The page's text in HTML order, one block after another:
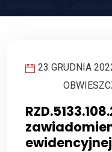
23 GRUDNIA
ewidencyjnej